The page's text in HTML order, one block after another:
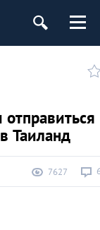
Таиланд
7627